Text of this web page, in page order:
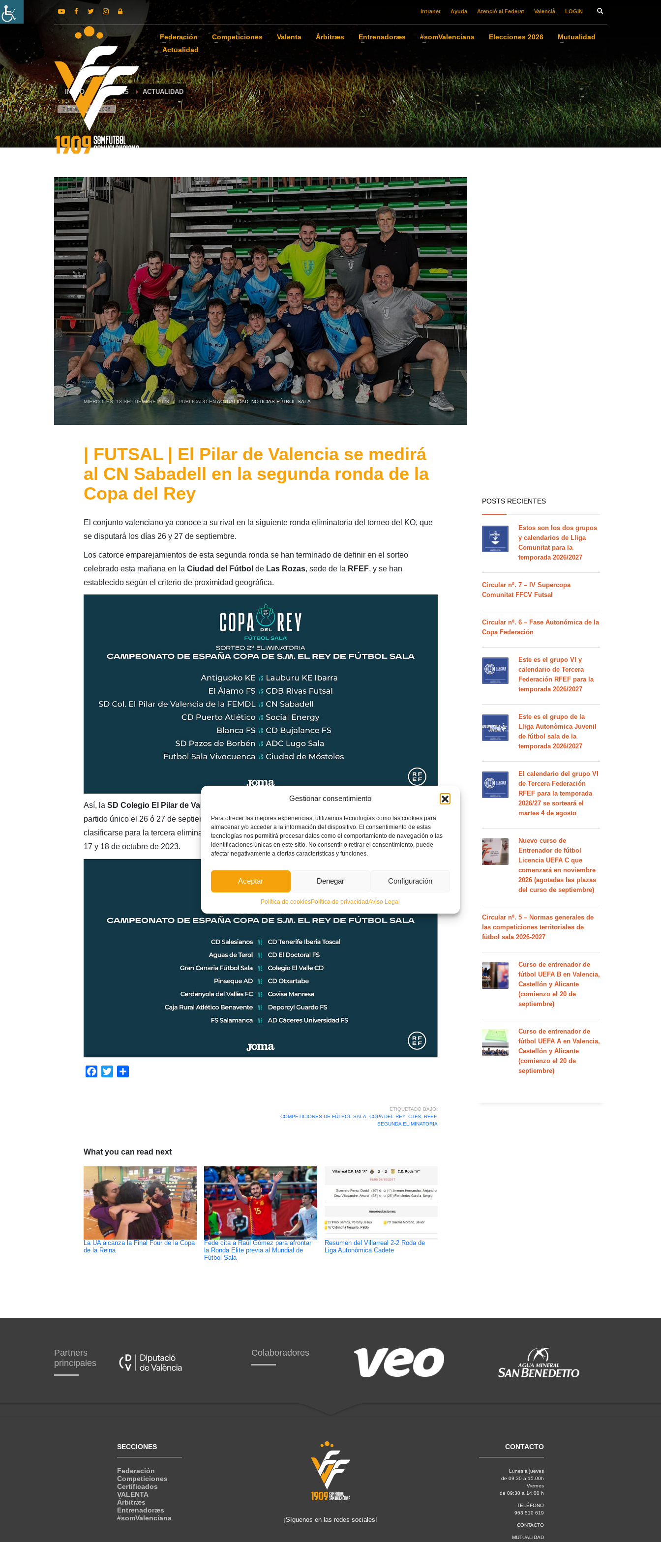
Gestionar consentimiento
Para ofrecer las mejores experiencias, utilizamos tecnologías como las cookies para
almacenar y/o acceder a la información del dispositivo. El consentimiento de estas
tecnologías nos permitirá procesar datos como el comportamiento de navegación o las
identificaciones únicas en este sitio. No consentir o retirar el consentimiento, puede
afectar negativamente a ciertas características y funciones.
Aceptar Denegar Configuración
Política de cookiesPolítica de privacidadAviso Legal
Intranet Ayuda Atenció al Federat Valencià LOGIN
Federación Competiciones Valenta Àrbitræs Entrenadoræs #somValenciana Elecciones 2026
Mutualidad
Actualidad
INICIO NOTICIAS ACTUALIDAD
7 de agosto de 2026
MIÉRCOLES, 13 SEPTIEMBRE 2023 / PUBLICADO ENACTUALIDAD, NOTICIAS FÚTBOL SALA
| FUTSAL | El Pilar de Valencia se medirá
al CN Sabadell en la segunda ronda de la
Copa del Rey
El conjunto valenciano ya conoce a su rival en la siguiente ronda eliminatoria del torneo del KO, que
se disputará los días 26 y 27 de septiembre.
Los catorce emparejamientos de esta segunda ronda se han terminado de definir en el sorteo
celebrado esta mañana en la Ciudad del Fútbol de Las Rozas, sede de la RFEF, y se han
establecido según el criterio de proximidad geográfica.
Así, la SD Colegio El Pilar de Valencia
partido único el 26 ó 27 de septiembre. Los valencianos tienen ante sí una perfecta oportunidad para
clasificarse para la tercera eliminatoria del laCopa del Reyde Fútbol Sala, que se disputará los días
17 y 18 de octubre de 2023.
Facebook
Twitter
ETIQUETADO BAJO:
COMPETICIONES DE FÚTBOL SALA
COPA DEL REY, CTFS, RFEF,
SEGUNDA ELIMINATORIA
What you can read next
La UA alcanza la Final Four de la Copa
de la Reina
Fede cita a Raúl Gómez para afrontar
la Ronda Elite previa al Mundial de
Fútbol Sala
Resumen del Villarreal 2-2 Roda de
Liga Autonómica Cadete
POSTS RECIENTES
Estos son los dos grupos
y calendarios de Lliga
Comunitat para la
temporada 2026/2027
Circular nº. 7 – IV Supercopa
Comunitat FFCV Futsal
Circular nº. 6 – Fase Autonómica de la
Copa Federación
Este es el grupo VI y
calendario de Tercera
Federación RFEF para la
temporada 2026/2027
Este es el grupo de la
Lliga Autonòmica Juvenil
de fútbol sala de la
temporada 2026/2027
El calendario del grupo VI
de Tercera Federación
RFEF para la temporada
2026/27 se sorteará el
martes 4 de agosto
Nuevo curso de
Entrenador de fútbol
Licencia UEFA C que
comenzará en noviembre
2026 (agotadas las plazas
del curso de septiembre)
Circular nº. 5 – Normas generales de
las competiciones territoriales de
fútbol sala 2026-2027
Curso de entrenador de
fútbol UEFA B en Valencia,
Castellón y Alicante
(comienzo el 20 de
septiembre)
Curso de entrenador de
fútbol UEFA A en Valencia,
Castellón y Alicante
(comienzo el 20 de
septiembre)
Partners
principales
Colaboradores
SECCIONES
Federación
Competiciones
Certificados
VALENTA
Árbitræs
Entrenadoræs
#somValenciana
¡Síguenos en las redes sociales!
CONTACTO
Lunes a jueves
de 09:30 a 15.00h
Viernes
de 09:30 a 14.00 h
TELÉFONO
963 510 619
CONTACTO
MUTUALIDAD